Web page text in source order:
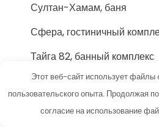
Султан-Хамам, баня
Сфера, гостиничный
Тайга 82, банный комплекс
Таун хаус, гостевой дом
Этот веб-сайт использует
пользовательского опыта. Продолжая
согласие на использование